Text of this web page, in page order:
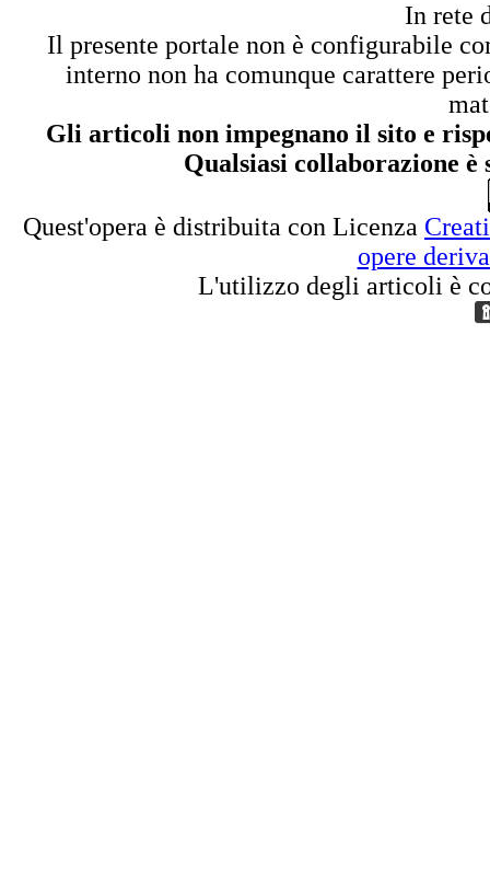
In rete
Il presente portale non è configurabile
interno non ha comunque carattere
Gli articoli non impegnano il sito e
Qualsiasi collaborazione
Quest'opera è distribuita con Licenza
opere
L'utilizzo degli articoli è